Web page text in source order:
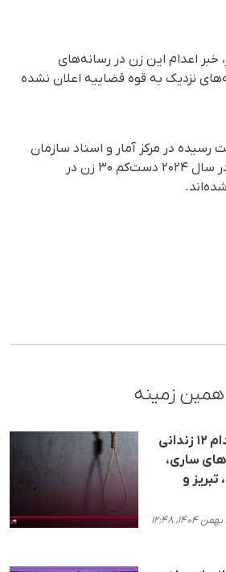
خبر اعدام این زن در رسانه‌های
نزدیک به قوه قضاییه اعلان نشده
رسیده در مرکز آمار و اسناد سازمان
حقوق بشری هه‌نگاو، در سال ۲۰۲۴ دست‌کم ۳۰ زن در
همین زمینه
گزارشی از اجرای حکم اعدام ١٢ زندانی
ساری،
تبریز و